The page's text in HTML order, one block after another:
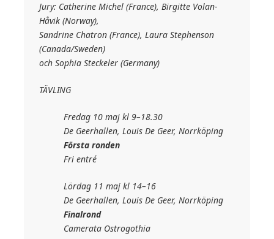
Jury: Catherine Michel (France), Birgitte Volan-
Håvik (Norway),
Sandrine Chatron (France), Laura Stephenson
(Canada/Sweden)
och Sophia Steckeler (Germany)
TÄVLING
Fredag 10 maj kl 9–18.30
De Geerhallen, Louis De Geer, Norrköping
Första ronden
Fri entré
Lördag 11 maj kl 14–16
De Geerhallen, Louis De Geer, Norrköping
Finalrond
Camerata Ostrogothia